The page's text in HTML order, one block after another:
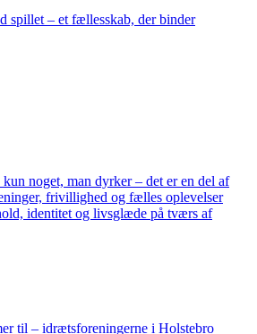
spillet – et fællesskab, der binder
noget, man dyrker – det er en del af
frivillighed og fælles oplevelser
identitet og livsglæde på tværs af
til – idrætsforeningerne i Holstebro